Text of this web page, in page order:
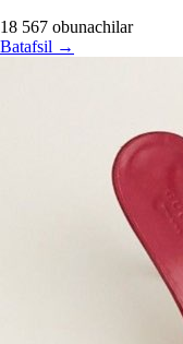
18 567 obunachilar
Batafsil →